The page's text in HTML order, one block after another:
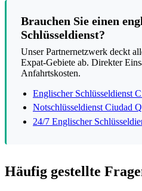
Brauchen Sie einen
Schlüsseldienst?
Unser Partnernetzwerk deckt
Expat-Gebiete ab. Direkter
Anfahrtskosten.
Englischer Schlüsseldienst
Notschlüsseldienst Ciudad
24/7 Englischer
Häufig gestellte